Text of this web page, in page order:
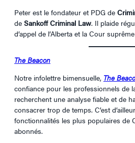
Peter est le fondateur et PDG de
de Sankoff Criminal Law. Il plaide
d’appel de l’Alberta et la Cour
The Beacon
Notre infolettre bimensuelle, The
confiance pour les professionnels de
recherchent une analyse fiable et de
consacrer trop de temps. C’est
fonctionnalités les plus populaires de
abonnés.